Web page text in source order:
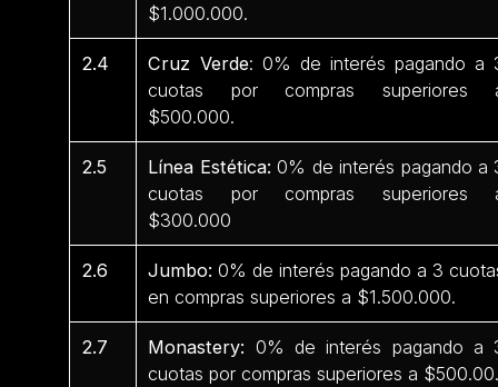
$1.000.000.
2.4 Cruz Verde: 0% de interés pagando a
cuotas por compras superiores
$500.000.
2.5 Línea Estética: 0% de interés pagando a
cuotas por compras superiores
$300.000
2.6 Jumbo: 0% de interés pagando a 3
en compras superiores a $1.500.000.
2.7 Monastery: 0% de interés pagando a
cuotas por compras superiores a